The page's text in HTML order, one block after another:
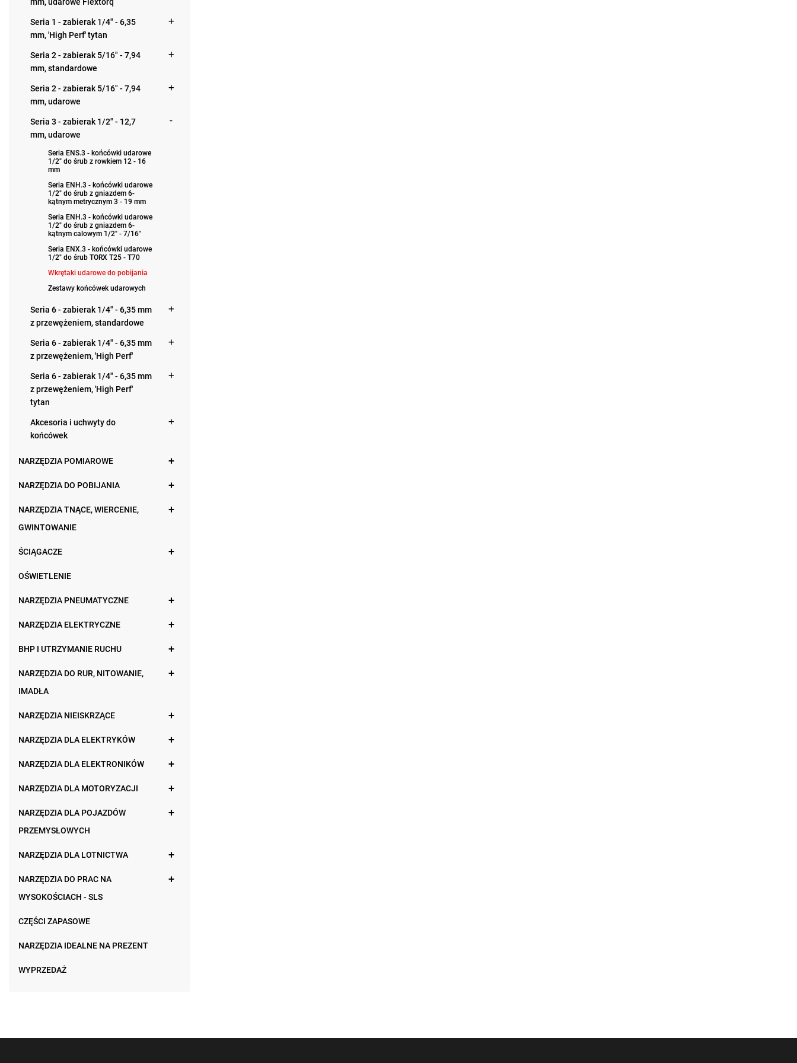
Seria 1 - zabierak 1/4" - 6,35
mm, 'High Perf' tytan
Seria 2 - zabierak 5/16" - 7,94
mm, standardowe
Seria 2 - zabierak 5/16" - 7,94
mm, udarowe
Seria 3 - zabierak 1/2" - 12,7
mm, udarowe
Seria ENS.3 - końcówki udarowe
1/2" do śrub z rowkiem 12 - 16
mm
Seria ENH.3 - końcówki udarowe
1/2" do śrub z gniazdem 6-
kątnym metrycznym 3 - 19 mm
Seria ENH.3 - końcówki udarowe
1/2" do śrub z gniazdem 6-
kątnym calowym 1/2" - 7/16"
Seria ENX.3 - końcówki udarowe
1/2" do śrub TORX T25 - T70
Wkrętaki udarowe do pobijania
Zestawy końcówek udarowych
Seria 6 - zabierak 1/4" - 6,35 mm
z przewężeniem, standardowe
Seria 6 - zabierak 1/4" - 6,35 mm
z przewężeniem, 'High Perf'
Seria 6 - zabierak 1/4" - 6,35 mm
z przewężeniem, 'High Perf'
tytan
Akcesoria i uchwyty do
końcówek
NARZĘDZIA POMIAROWE
NARZĘDZIA DO POBIJANIA
NARZĘDZIA TNĄCE, WIERCENIE,
GWINTOWANIE
ŚCIĄGACZE
OŚWIETLENIE
NARZĘDZIA PNEUMATYCZNE
NARZĘDZIA ELEKTRYCZNE
BHP I UTRZYMANIE RUCHU
NARZĘDZIA DO RUR, NITOWANIE,
IMADŁA
NARZĘDZIA NIEISKRZĄCE
NARZĘDZIA DLA ELEKTRYKÓW
NARZĘDZIA DLA ELEKTRONIKÓW
NARZĘDZIA DLA MOTORYZACJI
NARZĘDZIA DLA POJAZDÓW
PRZEMYSŁOWYCH
NARZĘDZIA DLA LOTNICTWA
NARZĘDZIA DO PRAC NA
WYSOKOŚCIACH - SLS
CZĘŚCI ZAPASOWE
NARZĘDZIA IDEALNE NA PREZENT
WYPRZEDAŻ